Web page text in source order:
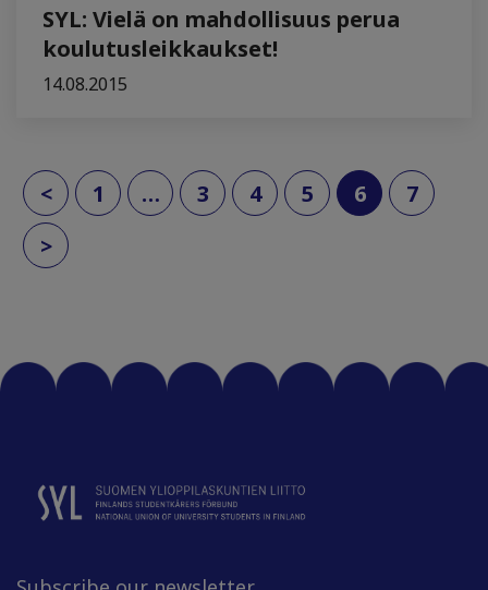
SYL: Vielä on mahdollisuus perua
koulutusleikkaukset!
14.08.2015
< 1 … 3 4 5 6(current)
7
>